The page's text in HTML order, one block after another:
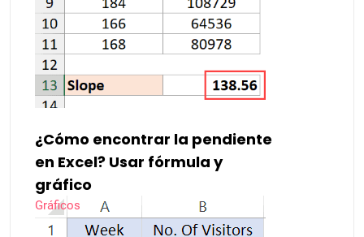
¿Cómo encontrar la pendiente
en Excel? Usar fórmula y
gráfico
Gráficos